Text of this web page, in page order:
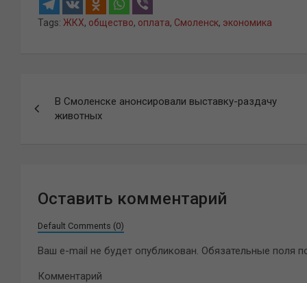
Tags: ЖКХ, общество, оплата, Смоленск, экономика
по
В Смоленске анонсировали выставку-раздачу
животных
Оставить комментарий
Default Comments (0)
Ваш e-mail не будет опубликован. Обязательные поля
Комментарий